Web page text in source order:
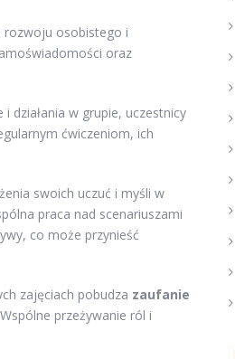
rozwoju osobistego i
oraz
działania w grupie, uczestnicy
ćwiczeniom, ich
swoich uczuć i myśli w
praca nad scenariuszami
co może przynieść
zajęciach pobudza zaufanie
przeżywanie ról i